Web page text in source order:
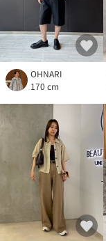
OHNARI
170 cm